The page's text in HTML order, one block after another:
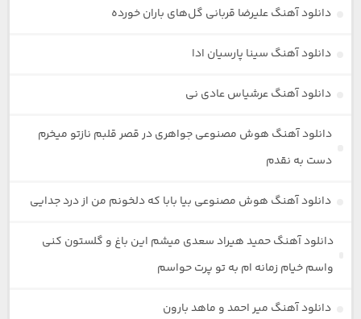
دانلود آهنگ علیرضا قربانی گل‌های باران خورده
دانلود آهنگ سینا پارسیان ادا
دانلود آهنگ عرشیاس عادی نی
دانلود آهنگ هوش مصنوعی جواهری در قصر قلبم نازتو میخرم
دست به نقدم
دانلود آهنگ هوش مصنوعی بیا بابا که دلخونم من از درد جدایی
دانلود آهنگ حمید هیراد سعدی میشم این باغ و گلستون کنی
واسم خیام زمانه ام به تو پرت حواسم
دانلود آهنگ میر احمد و ماهد بارون